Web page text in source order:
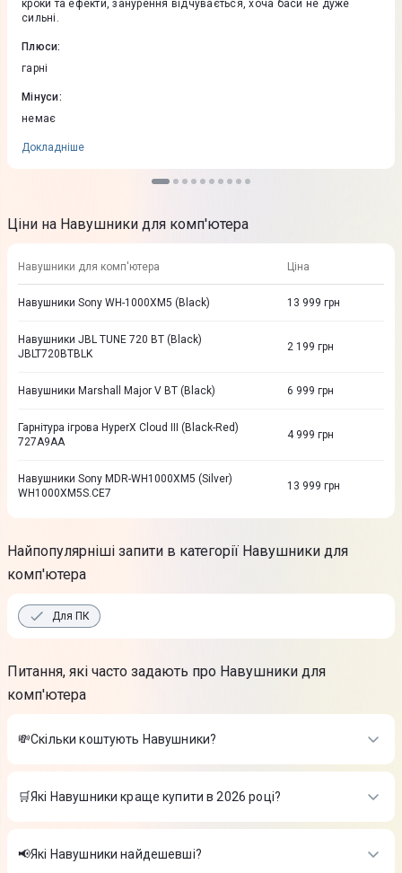
кроки та ефекти, занурення відчувається, хоча баси не дуже
сильні.
Плюси:
гарні
Мінуси:
немає
Докладніше
Ціни на Навушники для комп'ютера
Навушники для комп'ютера Ціна
Навушники Sony WH-1000XM5 (Black) 13 999 грн
Навушники JBL TUNE 720 BT (Black)
JBLT720BTBLK
2 199 грн
Навушники Marshall Major V BT (Black) 6 999 грн
Гарнітура ігрова HyperX Cloud III (Black-Red)
727A9AA
4 999 грн
Навушники Sony MDR-WH1000XM5 (Silver)
WH1000XM5S.CE7
13 999 грн
Найпопулярніші запити в категорії Навушники для
комп'ютера
Для ПК
Питання, які часто задають про Навушники для
комп'ютера
💸Скільки коштують Навушники?
Вартість товарів в категорії Навушники в інтернет-магазині
Цитрус
Гарнітура ігрова HATOR Hyреrpunk Truepods Hybrid ANC
(HTA431) Black
1 199 ₴
Гарнітура ігрова HATOR Hyреrpunk 3 Hi-Res (ESH01) black
🛒Які Навушники краще купити в 2026 році?
Найкращі Навушники в 2026 році на думку інтернет-магазину
Цитрус
📢Які Навушники найдешевші?